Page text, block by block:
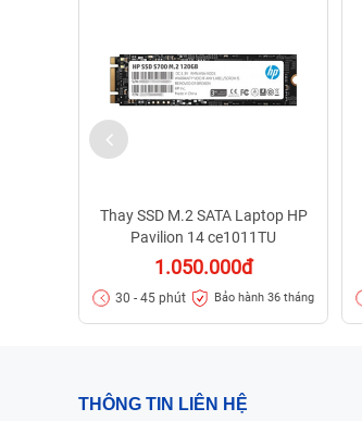
Thay SSD M.2 SATA Laptop HP
Pavilion 14 ce1011TU
1.050.000đ
30 - 45 phút Bảo hành 36 tháng
THÔNG TIN LIÊN HỆ